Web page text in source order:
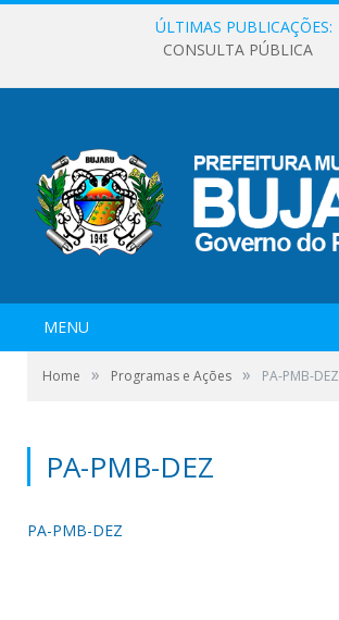
ÚLTIMAS PUBLICAÇÕES:
CONSULTA PÚBLICA
MENU
Home » Programas e Ações » PA-PMB-DEZ
PA-PMB-DEZ
PA-PMB-DEZ